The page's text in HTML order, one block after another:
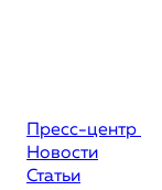
Пресс-центр
Новости
Статьи